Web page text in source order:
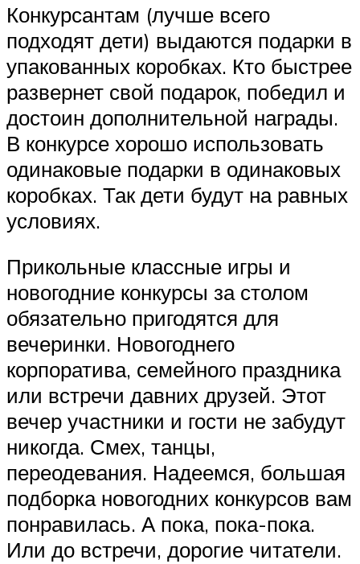
Конкурсантам (лучше всего
подходят дети) выдаются подарки в
упакованных коробках. Кто быстрее
развернет свой подарок, победил и
достоин дополнительной награды.
В конкурсе хорошо использовать
одинаковые подарки в одинаковых
коробках. Так дети будут на равных
условиях.
Прикольные классные игры и
новогодние конкурсы за столом
обязательно пригодятся для
вечеринки. Новогоднего
корпоратива, семейного праздника
или встречи давних друзей. Этот
вечер участники и гости не забудут
никогда. Смех, танцы,
переодевания. Надеемся, большая
подборка новогодних конкурсов вам
понравилась. А пока, пока-пока.
Или до встречи, дорогие читатели.